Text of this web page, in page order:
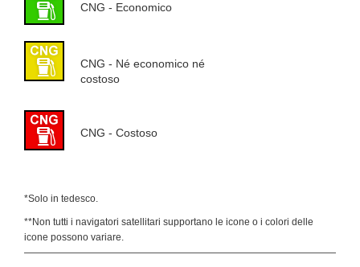
CNG - Economico
CNG - Né economico né
costoso
CNG - Costoso
*Solo in tedesco.
**Non tutti i navigatori satellitari supportano le icone o i colori delle
icone possono variare.